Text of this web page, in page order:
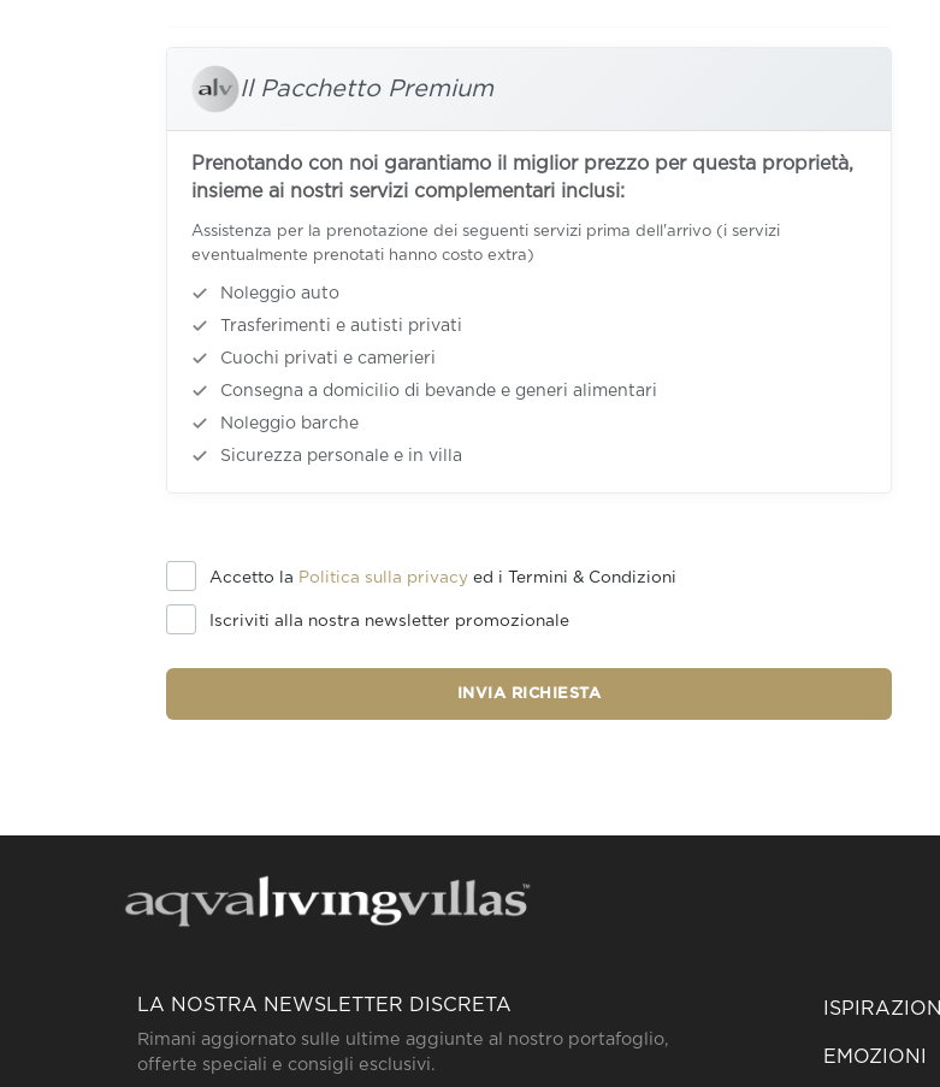
Il Pacchetto Premium
Prenotando con noi garantiamo il miglior prezzo per questa proprietà,
insieme ai nostri servizi complementari inclusi:
Assistenza per la prenotazione dei seguenti servizi prima dell'arrivo (i servizi
eventualmente prenotati hanno costo extra)
Noleggio auto
Trasferimenti e autisti privati
Cuochi privati e camerieri
Consegna a domicilio di bevande e generi alimentari
Noleggio barche
Sicurezza personale e in villa
Accetto la Politica sulla privacy ed i Termini & Condizioni
Iscriviti alla nostra newsletter promozionale
INVIA RICHIESTA
LA NOSTRA NEWSLETTER DISCRETA
Rimani aggiornato sulle ultime aggiunte al nostro portafoglio,
offerte speciali e consigli esclusivi.
ISPIRAZIONI
EMOZIONI